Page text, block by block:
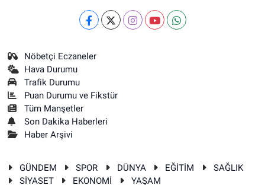
Nöbetçi Eczaneler
Hava Durumu
Trafik Durumu
Puan Durumu ve Fikstür
Tüm Manşetler
Son Dakika Haberleri
Haber Arşivi
GÜNDEM SPOR DÜNYA EĞİTİM
SAĞLIK
SİYASET
EKONOMİ YAŞAM